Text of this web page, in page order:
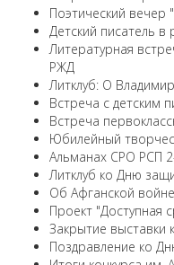
Поэтический
Детский писатель в
Литературная
РЖД
Литклуб: О
Встреча с детским
Встреча
Юбилейный
Альманах СРО РСП
Литклуб ко Дню
Об Афганской
Проект "Доступная
Закрытие выставки
Поздравление ко